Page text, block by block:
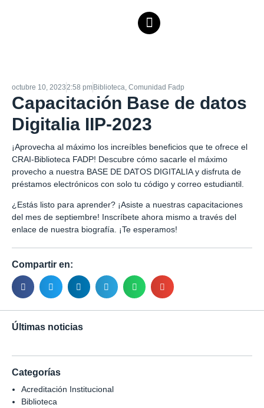
octubre 10, 20232:58 pm Biblioteca, Comunidad Fadp
Capacitación Base de datos
Digitalia IIP-2023
¡Aprovecha al máximo los increíbles beneficios que te ofrece el
CRAI-Biblioteca FADP! Descubre cómo sacarle el máximo
provecho a nuestra BASE DE DATOS DIGITALIA y disfruta de
préstamos electrónicos con solo tu código y correo estudiantil.
¿Estás listo para aprender? ¡Asiste a nuestras capacitaciones
del mes de septiembre! Inscríbete ahora mismo a través del
enlace de nuestra biografía. ¡Te esperamos!
Compartir en:
Últimas noticias
Categorías
Acreditación Institucional
Biblioteca